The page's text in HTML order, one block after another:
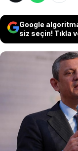
Google
siz seçin! Tıkla
taziye
Özgür
daha